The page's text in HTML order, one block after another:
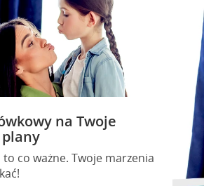
na Twoje
co ważne. Twoje marzenia